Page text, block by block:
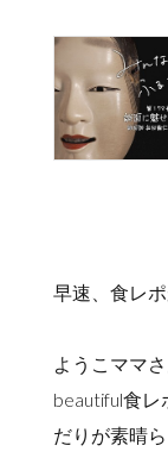
早速、食レ
ようこママ
beautiful食レ
だりが素晴